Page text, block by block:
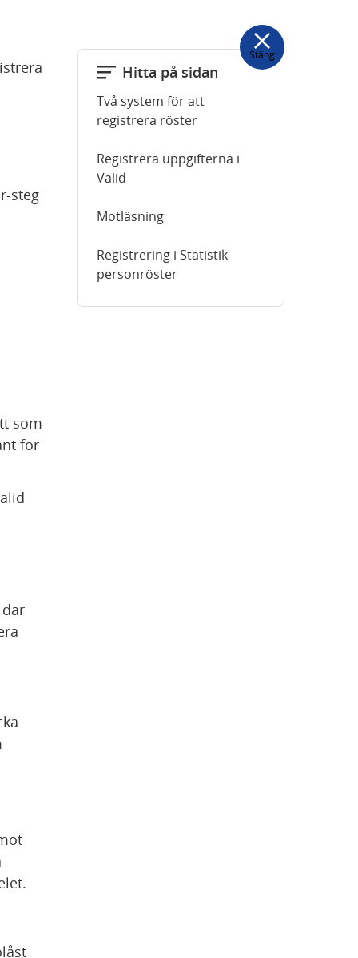
Stäng
Hitta på sidan
Två system för att
registrera röster
Registrera uppgifterna i
Valid
Motläsning
Registrering i Statistik
personröster
steg
som
för